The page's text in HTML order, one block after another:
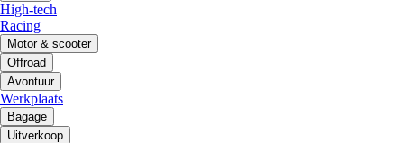
High-tech
Racing
Motor & scooter
Offroad
Avontuur
Werkplaats
Bagage
Uitverkoop